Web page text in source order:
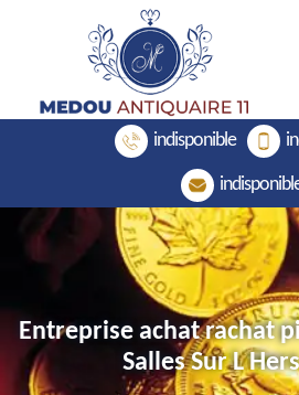
indisponible
Entreprise achat rachat
Salles Sur L